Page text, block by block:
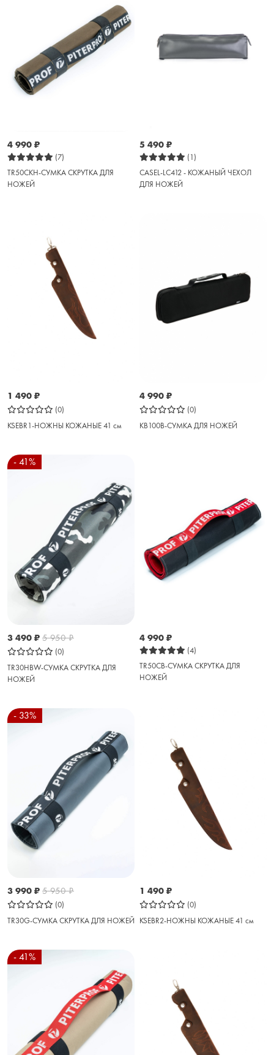
4 990 ₽
(7)
TR50CKH-СУМКА СКРУТКА ДЛЯ
НОЖЕЙ
5 490 ₽
(1)
CASEL-LC412 - КОЖАНЫЙ ЧЕХОЛ
ДЛЯ НОЖЕЙ
1 490 ₽
(0)
KSEBR1-НОЖНЫ КОЖАНЫЕ 41 см
4 990 ₽
(0)
KB100B-СУМКА ДЛЯ НОЖЕЙ
- 41%
3 490 ₽ 5 950₽
(0)
TR30HBW-СУМКА СКРУТКА ДЛЯ
НОЖЕЙ
4 990 ₽
(4)
TR50CB-СУМКА СКРУТКА ДЛЯ
НОЖЕЙ
- 33%
3 990 ₽ 5 950₽
(0)
TR30G-СУМКА СКРУТКА ДЛЯ НОЖЕЙ
1 490 ₽
(0)
KSEBR2-НОЖНЫ КОЖАНЫЕ 41 см
- 41%